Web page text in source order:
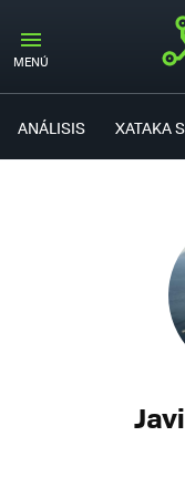
MENÚ
ANÁLISIS XATAKA